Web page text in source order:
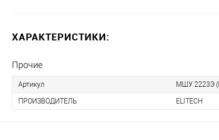
ХАРАКТЕРИСТИКИ:
Прочие
Артикул МШУ 2223Э
ПРОИЗВОДИТЕЛЬ ELITECH